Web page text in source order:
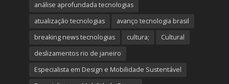
análise aprofundada tecnologias
atualização tecnologias
avanço tecnologia brasil
breaking news tecnologias
cultura;
Cultural
deslizamentos rio de janeiro
Especialista em Design e Mobilidade Sustentável